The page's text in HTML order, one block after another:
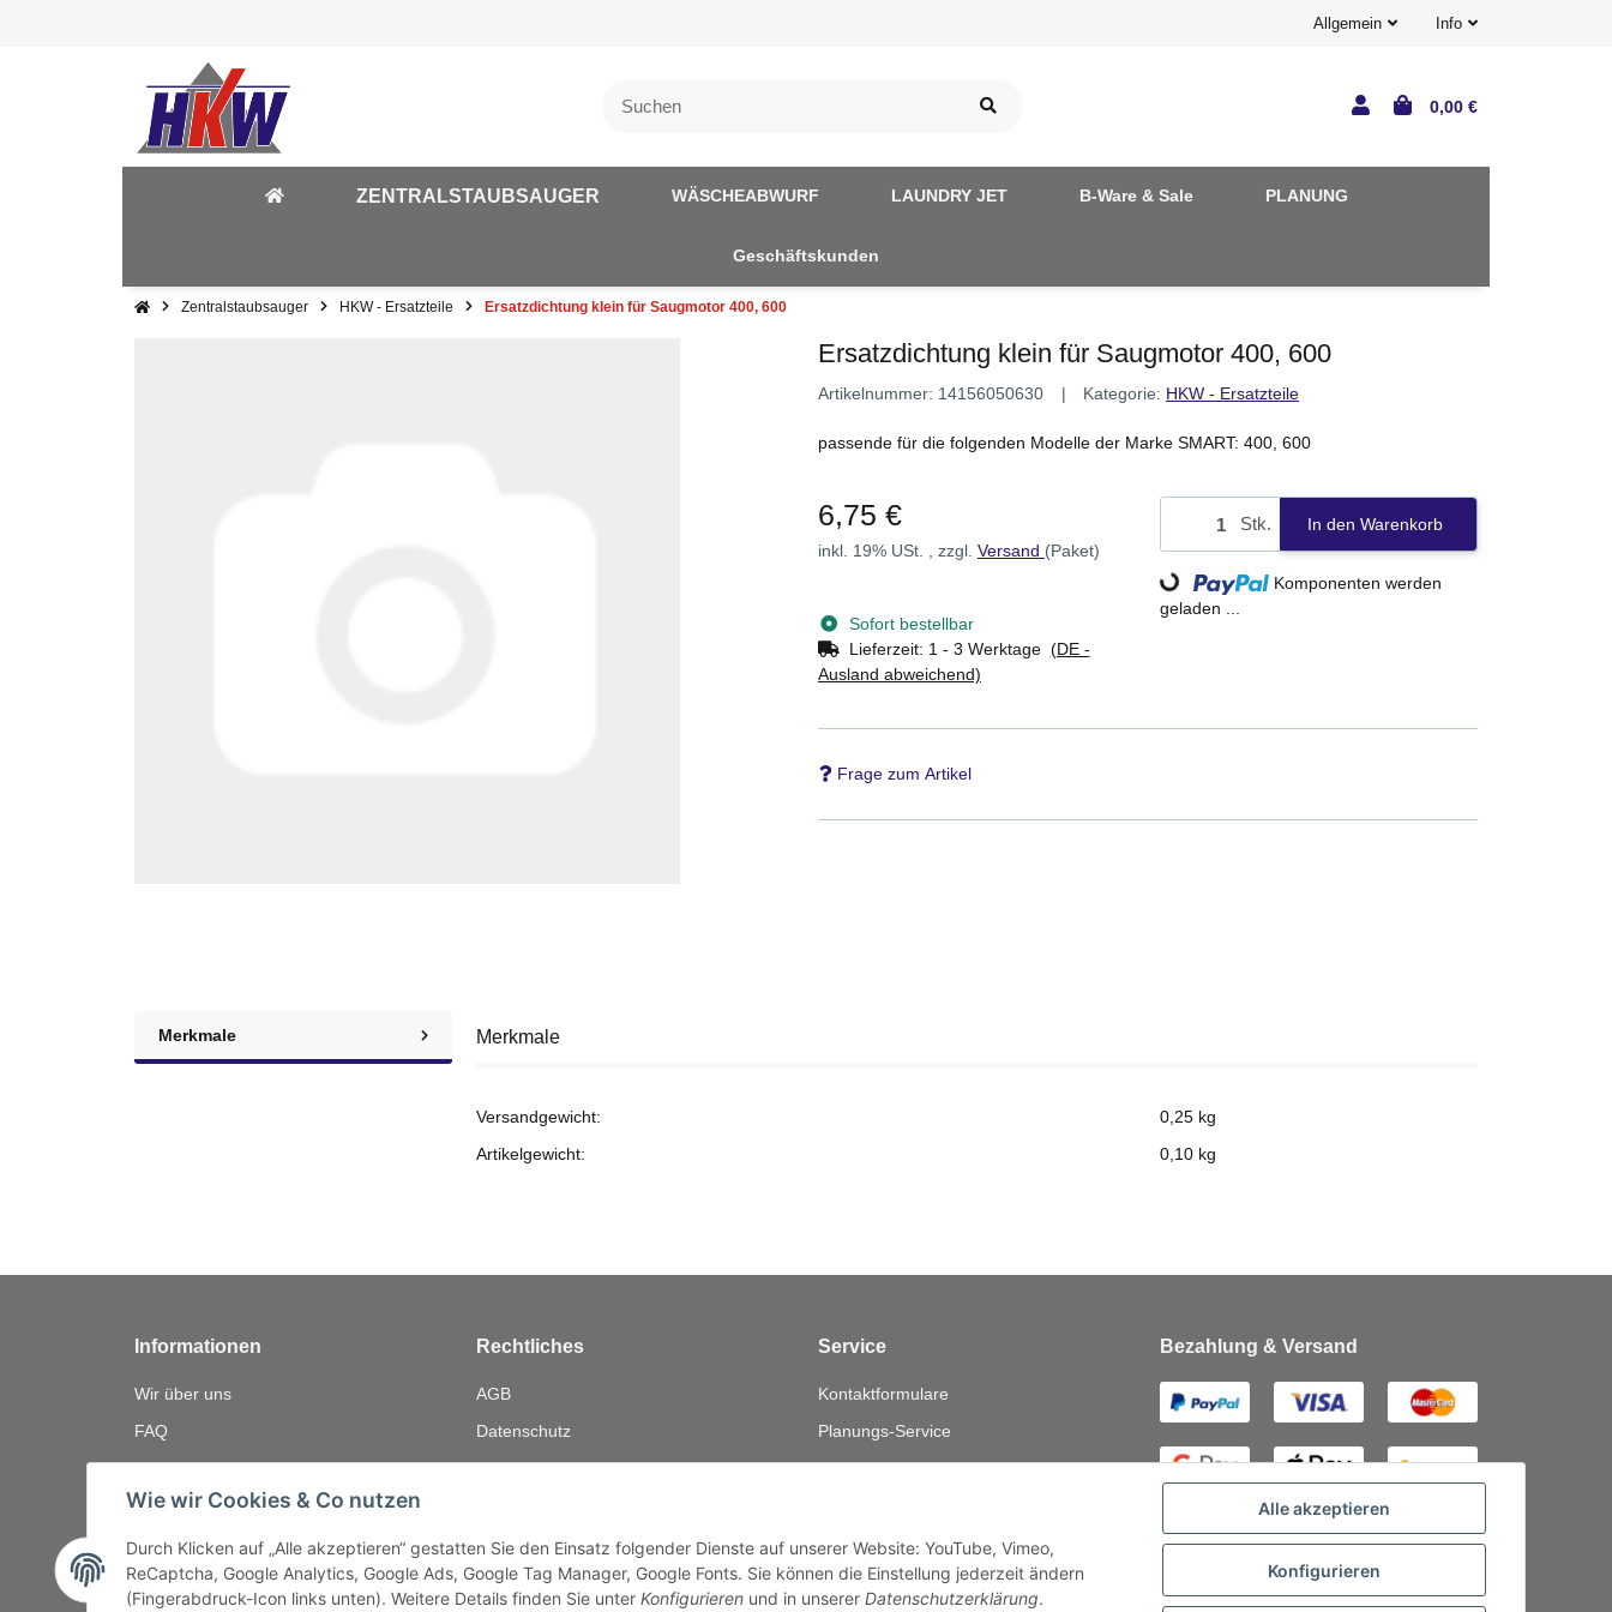
Allgemein Info
0,00 €
ZENTRALSTAUBSAUGER WÄSCHEABWURF LAUNDRY JET B-Ware & Sale PLANUNG
Geschäftskunden
Zentralstaubsauger HKW - Ersatzteile Ersatzdichtung klein für Saugmotor 400, 600
Ersatzdichtung klein für Saugmotor 400, 600
Artikelnummer: 14156050630 Kategorie: HKW - Ersatzteile
passende für die folgenden Modelle der Marke SMART: 400, 600
6,75 €
inkl. 19% USt. , zzgl. Versand (Paket)
Sofort bestellbar
Lieferzeit: 1 - 3 Werktage (DE -
Ausland abweichend)
Stk. In den Warenkorb
Loading...
Komponenten werden
geladen ...
Frage zum Artikel
Merkmale Merkmale
Versandgewicht:
0,25 kg
Artikelgewicht:
0,10 kg
Informationen
Wir über uns
FAQ
Zahlungsmöglichkeiten
Versandinformationen
Bewerten
Rechtliches
AGB
Datenschutz
Widerrufsrecht
Impressum
Service
Kontaktformulare
Planungs-Service
Montage-Service
Retouren-Service
Bezahlung & Versand
Alle akzeptieren
Konfigurieren
Wie wir Cookies & Co nutzen
Durch Klicken auf „Alle akzeptieren“ gestatten Sie den Einsatz folgender Dienste auf unserer Website: YouTube, Vimeo,
ReCaptcha, Google Analytics, Google Ads, Google Tag Manager, Google Fonts. Sie können die Einstellung jederzeit ändern
(Fingerabdruck-Icon links unten). Weitere Details finden Sie unter Konfigurieren und in unserer Datenschutzerklärung.